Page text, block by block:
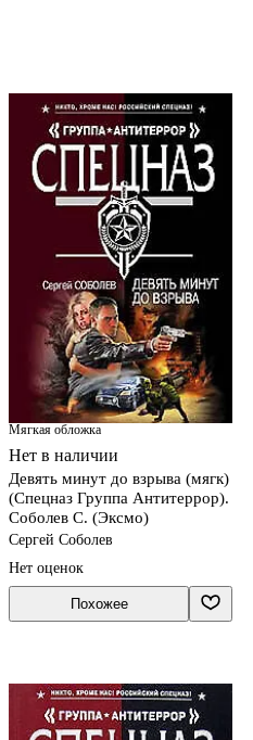
Мягкая обложка
Нет в наличии
Девять минут до взрыва (мягк)
(Спецназ Группа Антитеррор).
Соболев С. (Эксмо)
Сергей Соболев
Нет оценок
Похожее